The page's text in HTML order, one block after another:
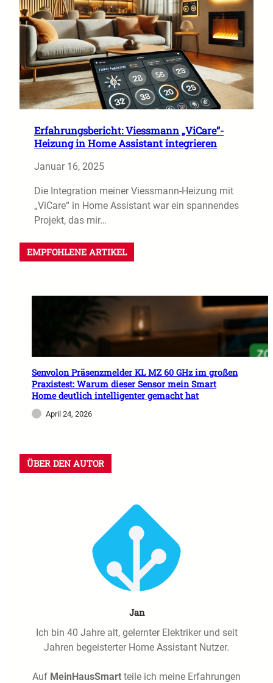
Erfahrungsbericht: Viessmann „ViCare“-
Heizung in Home Assistant integrieren
Januar 16, 2025
Die Integration meiner Viessmann-Heizung mit
„ViCare“ in Home Assistant war ein spannendes
Projekt, das mir…
EMPFOHLENE ARTIKEL
Senvolon Präsenzmelder KL MZ 60 GHz im großen
Praxistest: Warum dieser Sensor mein Smart
Home deutlich intelligenter gemacht hat
April 24, 2026
ÜBER DEN AUTOR
Jan
Ich bin 40 Jahre alt, gelernter Elektriker und seit
Jahren begeisterter Home Assistant Nutzer.
Auf MeinHausSmart teile ich meine Erfahrungen